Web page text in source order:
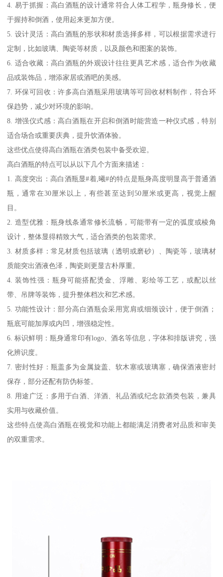
4. 易于抓握：高白酒瓶的设计通常符合人体工程学，瓶身修长，便
于握持和倒酒，使用起来更加方便。
5. 设计灵活：高白酒瓶的形状和材质选择多样，可以根据需求进行
定制，比如玻璃、陶瓷等材质，以及颜色和图案的装饰。
6. 适合收藏：高白酒瓶的外观设计往往更具艺术感，适合作为收藏
品或装饰品，增添家居或酒吧的美感。
7. 环保可回收：许多高白酒瓶采用玻璃等可回收材料制作，符合环
保趋势，减少对环境的影响。
8. 增强仪式感：高白酒瓶在开启和倒酒时能营造一种仪式感，特别
适合场合或重要庆典，提升饮酒体验。
这些优点使得高白酒瓶在酒类包装中备受欢迎。
高白酒瓶的特点可以从以下几个方面来描述：
1. 高度突出：高白酒瓶显#着,曦#的特点是瓶身高度明显高于普通酒
瓶，通常在30厘米以上，有些甚至达到50厘米或更高，视觉上醒
目。
2. 造型优雅：瓶身线条通常修长流畅，可能带有一定的弧度或棱角
设计，整体显得精致大气，适合酒类的包装需求。
3. 材质多样：常见材质包括玻璃（透明或磨砂）、陶瓷等，玻璃材
质能突出酒液色泽，陶瓷则更显古朴厚重。
4. 装饰性强：瓶身可能搭配烫金、浮雕、彩绘等工艺，或配以丝
带、吊牌等装饰，提升整体档次和艺术感。
5. 功能性设计：部分高白酒瓶会采用宽肩或细颈设计，便于倒酒；
瓶底可能加厚或内凹，增强稳定性。
6. 标识鲜明：瓶身通常印有logo、酒名等信息，字体和排版讲究，强
化辨识度。
7. 密封性好：瓶盖多为金属旋盖、软木塞或玻璃塞，确保酒液密封
保存，部分还配有防伪标签。
8. 用途广泛：多用于白酒、洋酒、礼品酒或纪念款酒类包装，兼具
实用与收藏价值。
这些特点使高白酒瓶在视觉和功能上都能满足消费者对品质和审美
的双重需求。